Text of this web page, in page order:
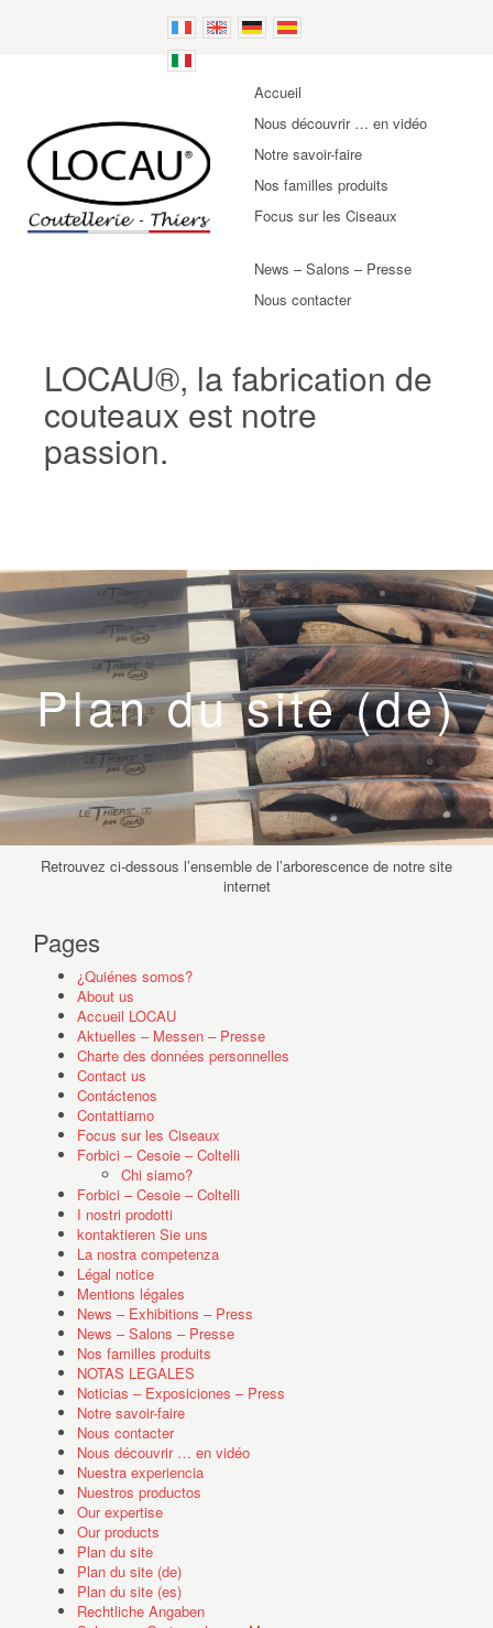
Accueil
Nous découvrir … en vidéo
Notre savoir-faire
Nos familles produits
Focus sur les Ciseaux
News – Salons – Presse
Nous contacter
LOCAU®, la fabrication de
couteaux est notre
passion.
Plan du site (de)
Retrouvez ci-dessous l’ensemble de l’arborescence de notre site
internet
Pages
¿Quiénes somos?
About us
Accueil LOCAU
Aktuelles – Messen – Presse
Charte des données personnelles
Contact us
Contáctenos
Contattiamo
Focus sur les Ciseaux
Forbici – Cesoie – Coltelli
Chi siamo?
Forbici – Cesoie – Coltelli
I nostri prodotti
kontaktieren Sie uns
La nostra competenza
Légal notice
Mentions légales
News – Exhibitions – Press
News – Salons – Presse
Nos familles produits
NOTAS LEGALES
Noticias – Exposiciones – Press
Notre savoir-faire
Nous contacter
Nous découvrir … en vidéo
Nuestra experiencia
Nuestros productos
Our expertise
Our products
Plan du site
Plan du site (de)
Plan du site (es)
Rechtliche Angaben